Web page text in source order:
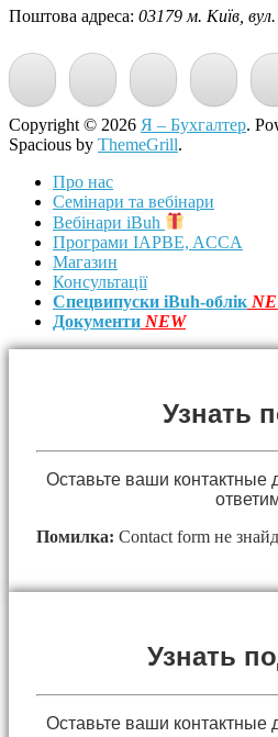
Поштова адреса: 03179 м. Київ, вул.
Copyright © 2026 Я – Бухгалтер.
Spacious by ThemeGrill.
Про нас
Семінари та вебінари
Вебінари iBuh
Програми IAPBE, ACCA
Магазин
Консультації
Спецвипуски iBuh-облік
Документи NEW
Узнать
Оставьте ваши
Помилка: Contact form не
Узнать
Оставьте ваши